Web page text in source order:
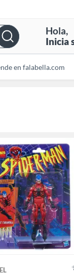
Hola,
Inicia
en falabella.com